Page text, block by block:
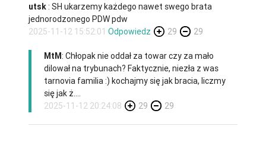
utsk: SH ukarzemy każdego nawet swego brata
jednorodzonego PDW pdw
2025-11-12 15:52:01 Odpowiedz 29 29
MtM: Chłopak nie oddał za towar czy za mało
dilował na trybunach? Faktycznie, niezła z was
tarnovia familia :) kochajmy się jak bracia, liczmy
się jak ż....
2025-11-12 20:24:08
29 29